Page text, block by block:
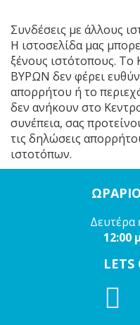
Συνδέσεις με άλλους
Η ιστοσελίδα μας
ξένους ιστότοπους.
ΒΥΡΩΝ δεν φέρει
απορρήτου ή το
δεν ανήκουν στo
συνέπεια, σας
τις δηλώσεις
ιστοτόπων.
12:00
LETS